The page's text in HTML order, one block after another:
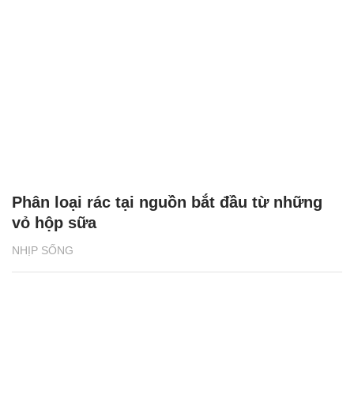
NHỊP SỐNG
Phân loại rác tại nguồn bắt đầu từ những
vỏ hộp sữa